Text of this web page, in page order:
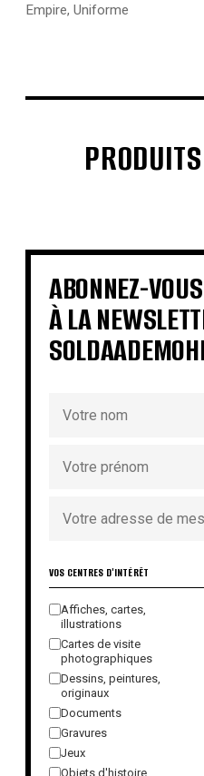
Empire, Uniforme
€
€
ABONNEZ-VOUS
À LA
VOS CENTRES D'INTÉRÊT
Affiches, cartes,
illustrations
Cartes de visite
photographiques
Dessins, peintures,
originaux
Documents
Gravures
Jeux
Objets d'histoire